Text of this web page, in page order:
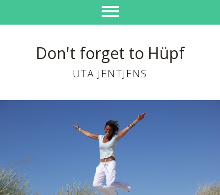
Don't forget to Hüpf
UTA JENTJENS